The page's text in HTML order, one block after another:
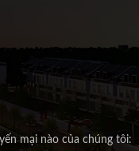
mại nào của chúng tôi: